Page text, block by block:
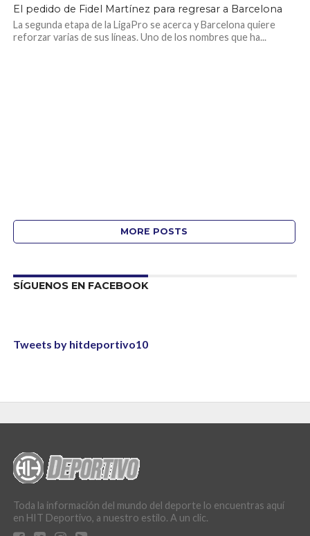
El pedido de Fidel Martínez para regresar a Barcelona
La segunda etapa de la LigaPro se acerca y Barcelona quiere
reforzar varias de sus líneas. Uno de los nombres que ha...
MORE POSTS
SÍGUENOS EN FACEBOOK
Tweets by hitdeportivo10
Toda la información del mundo del deporte lo encuentras aquí
en HIT Deportivo, a nuestro estilo. A un clic.